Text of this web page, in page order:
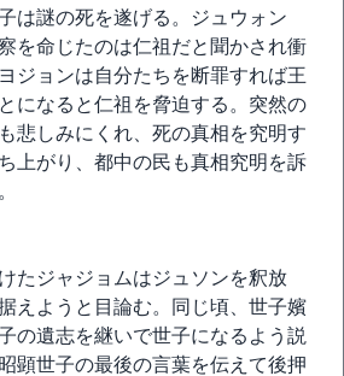
は謎の死を遂げる。ジュウォン
を命じたのは仁祖だと聞かされ衝
ジョンは自分たちを断罪すれば王
になると仁祖を脅迫する。突然の
悲しみにくれ、死の真相を究明す
上がり、都中の民も真相究明を訴
たジャジョムはジュソンを釈放
えようと目論む。同じ頃、世子嬪
の遺志を継いで世子になるよう説
顕世子の最後の言葉を伝えて後押